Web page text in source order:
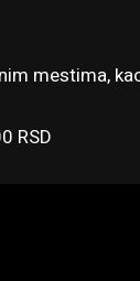
mestima,
RSD